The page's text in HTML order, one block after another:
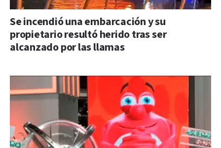
Se incendió una embarcación y su
propietario resultó herido tras ser
alcanzado por las llamas